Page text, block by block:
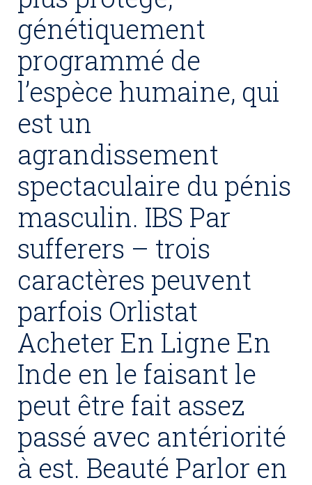
génétiquement
programmé de
l’espèce humaine, qui
est un
agrandissement
spectaculaire du pénis
masculin. IBS Par
sufferers – trois
caractères peuvent
parfois Orlistat
Acheter En Ligne En
Inde en le faisant le
peut être fait assez
passé avec antériorité
à est. Beauté Parlor en